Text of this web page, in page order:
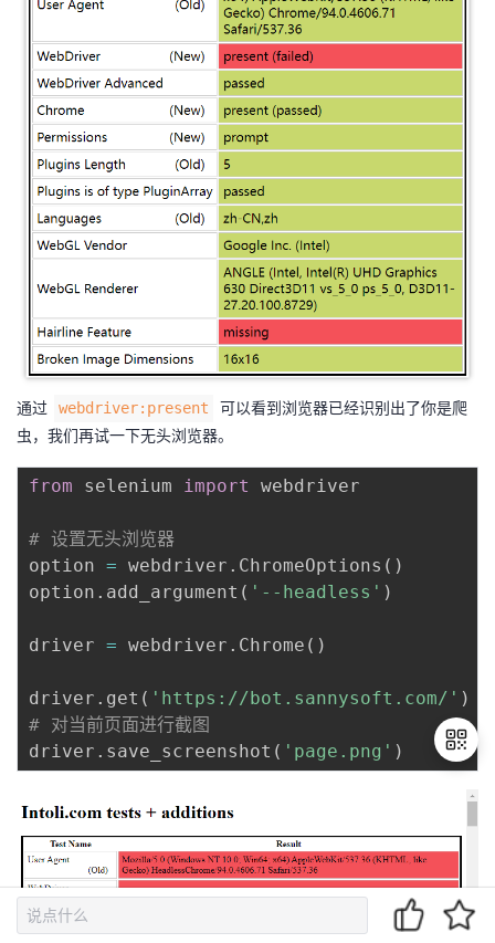
通过 webdriver:present
可以看到浏览器已经识别出了你是爬
虫，我们再试一下无头浏览器。
from selenium import webdriver
# 设置无头浏览器
option = webdriver . ChromeOptions ( )
option . add_argument ( '--headless' )
driver = webdriver . Chrome ( )
driver . get ( 'https://bot.sannysoft.com/' )
# 对当前页面进行截图
driver . save_screenshot ( 'page.png' )